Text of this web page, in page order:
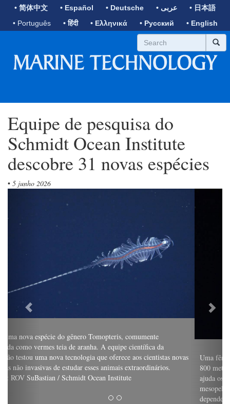
• 简体中文 • Español • Deutsche • عربى
• 日本語
• Português
• हिंदी • Ελληνικά • Русский • English
Equipe de pesquisa do
Schmidt Ocean Institute
descobre 31 novas espécies
• 5 junho 2026
Uma fêmea de polvo (Haliphron atlanticus) consome uma água-viva a
800 metros de profundidade. A observação das interações alimentares
ajuda os cientistas a compreender como funcionam as comunidades
mesopelágicas e oferece informações sobre processos dos quais todos
dependemos, como o ciclo do carbono no maior habitat da Terra.